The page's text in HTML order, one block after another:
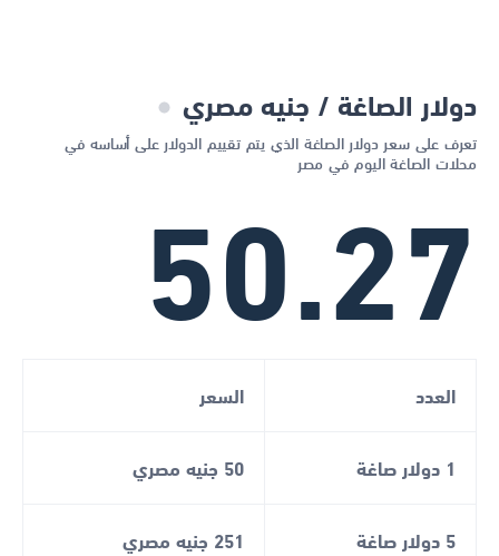
دولار الصاغة / جنيه مصري
تعرف على سعر دولار الصاغة الذي يتم تقييم الدولار على أساسه في
محلات الصاغة اليوم في مصر
50.27
العدد السعر
1 دولار صاغة 50 جنيه مصري
5 دولار صاغة 251 جنيه مصري